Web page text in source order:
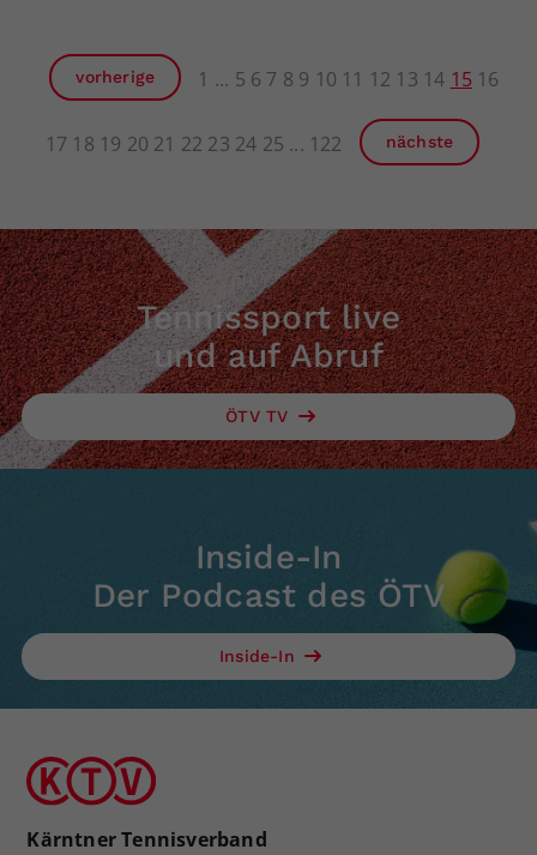
vorherige 1 5 6 7 8 9 10 11 12 13 14 15 16
17 18 19 20 21 22 23 24 25 122 nächste
Tennissport live
und auf Abruf
ÖTV TV
Inside-In
Der Podcast des ÖTV
Inside-In
Kärntner Tennisverband